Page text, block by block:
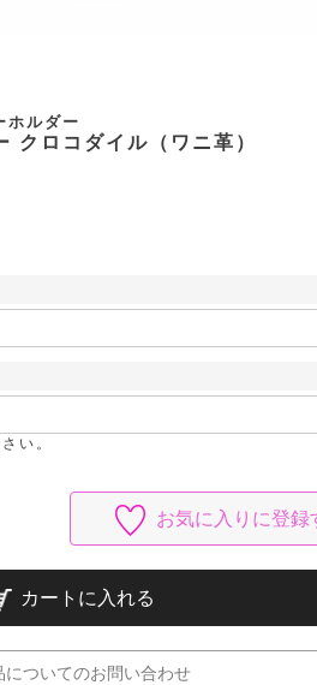
ホルダー
クロコダイル（ワニ革）
い。
お気に入りに登録
カートに入れる
についてのお問い合わせ